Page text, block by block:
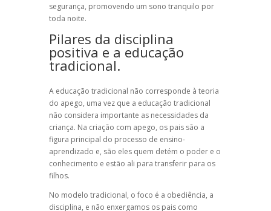
segurança, promovendo um sono tranquilo por
toda noite.
Pilares da disciplina
positiva e a educação
tradicional.
A educação tradicional não corresponde à teoria
do apego, uma vez que a educação tradicional
não considera importante as necessidades da
criança. Na criação com apego, os pais são a
figura principal do processo de ensino-
aprendizado e, são eles quem detém o poder e o
conhecimento e estão ali para transferir para os
filhos.
No modelo tradicional, o foco é a obediência, a
disciplina, e não enxergamos os pais como